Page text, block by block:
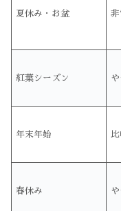
夏休み・お盆
紅葉シーズン
年末年始
春休み